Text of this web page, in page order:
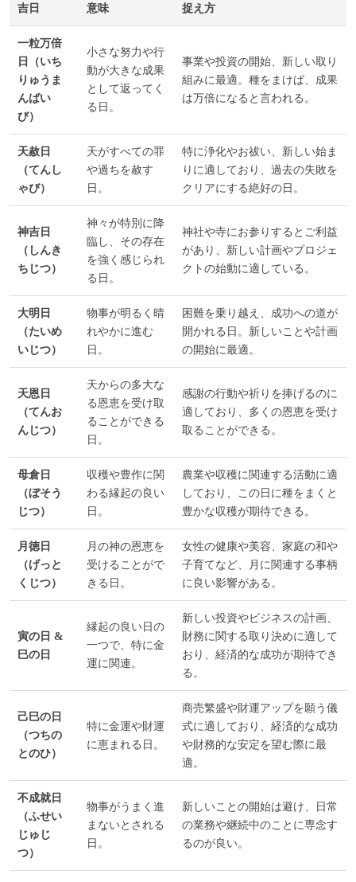
吉日 意味 捉え方
一粒万倍
日（いち
りゅうま
んばい
び）
小さな努力や行
動が大きな成果
として返ってく
る日。
事業や投資の開始、新しい取り
組みに最適。種をまけば、成果
は万倍になると言われる。
天赦日
（てんし
ゃび）
天がすべての罪
や過ちを赦す
日。
特に浄化やお祓い、新しい始ま
りに適しており、過去の失敗を
クリアにする絶好の日。
神吉日
（しんき
ちじつ）
神々が特別に降
臨し、その存在
を強く感じられ
る日。
神社や寺にお参りするとご利益
があり、新しい計画やプロジェ
クトの始動に適している。
大明日
（たいめ
いじつ）
物事が明るく晴
れやかに進む
日。
困難を乗り越え、成功への道が
開かれる日。新しいことや計画
の開始に最適。
天恩日
（てんお
んじつ）
天からの多大な
る恩恵を受け取
ることができる
日。
感謝の行動や祈りを捧げるのに
適しており、多くの恩恵を受け
取ることができる。
母倉日
（ぼそう
じつ）
収穫や豊作に関
わる縁起の良い
日。
農業や収穫に関連する活動に適
しており、この日に種をまくと
豊かな収穫が期待できる。
月徳日
（げっと
くじつ）
月の神の恩恵を
受けることがで
きる日。
女性の健康や美容、家庭の和や
子育てなど、月に関連する事柄
に良い影響がある。
寅の日 &
巳の日
縁起の良い日の
一つで、特に金
運に関連。
新しい投資やビジネスの計画、
財務に関する取り決めに適して
おり、経済的な成功が期待でき
る。
己巳の日
（つちの
とのひ）
特に金運や財運
に恵まれる日。
商売繁盛や財運アップを願う儀
式に適しており、経済的な成功
や財務的な安定を望む際に最
適。
不成就日
（ふせい
じゅじ
つ）
物事がうまく進
まないとされる
日。
新しいことの開始は避け、日常
の業務や継続中のことに専念す
るのが良い。